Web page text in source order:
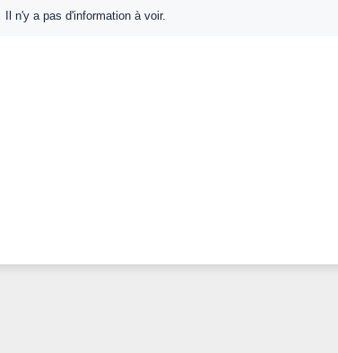
Il n'y a pas d'information à voir.